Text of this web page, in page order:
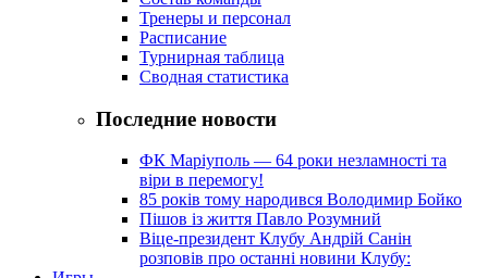
Тренеры и персонал
Расписание
Турнирная таблица
Сводная статистика
Последние новости
ФК Маріуполь — 64 роки незламності та
віри в перемогу!
85 років тому народився Володимир Бойко
Пішов із життя Павло Розумний
Віце-президент Клубу Андрій Санін
розповів про останні новини Клубу: